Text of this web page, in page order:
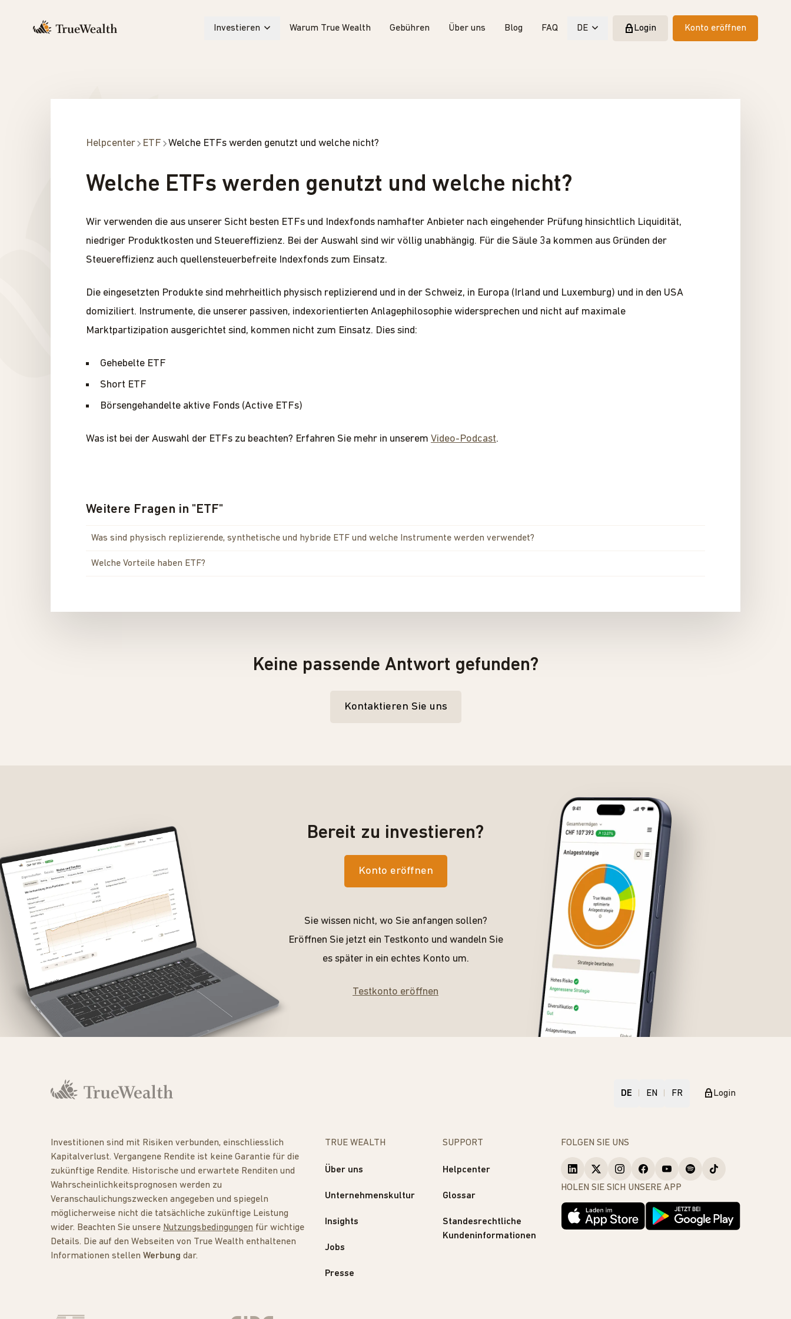
Investieren Warum True Wealth Gebühren Über uns Blog FAQ DE Login Konto eröffnen
Helpcenter ETF Welche ETFs werden genutzt und welche nicht?
Welche ETFs werden genutzt und welche nicht?
Wir verwenden die aus unserer Sicht besten ETFs und Indexfonds namhafter Anbieter nach eingehender Prüfung hinsichtlich Liquidität,
niedriger Produktkosten und Steuereffizienz. Bei der Auswahl sind wir völlig unabhängig. Für die Säule 3a kommen aus Gründen der
Steuereffizienz auch quellensteuerbefreite Indexfonds zum Einsatz.
Die eingesetzten Produkte sind mehrheitlich physisch replizierend und in der Schweiz, in Europa (Irland und Luxemburg) und in den USA
domiziliert. Instrumente, die unserer passiven, indexorientierten Anlagephilosophie widersprechen und nicht auf maximale
Marktpartizipation ausgerichtet sind, kommen nicht zum Einsatz. Dies sind:
Gehebelte ETF
Short ETF
Börsengehandelte aktive Fonds (Active ETFs)
Was ist bei der Auswahl der ETFs zu beachten? Erfahren Sie mehr in unserem Video-Podcast.
Weitere Fragen in "ETF"
Was sind physisch replizierende, synthetische und hybride ETF und welche Instrumente werden verwendet?
Welche Vorteile haben ETF?
Keine passende Antwort gefunden?
Kontaktieren Sie uns
Bereit zu investieren?
Konto eröffnen
Sie wissen nicht, wo Sie anfangen sollen?
Eröffnen Sie jetzt ein Testkonto und wandeln Sie
es später in ein echtes Konto um.
Testkonto eröffnen
DE EN FR Login
Investitionen sind mit Risiken verbunden, einschliesslich
Kapitalverlust. Vergangene Rendite ist keine Garantie für die
zukünftige Rendite. Historische und erwartete Renditen und
Wahrscheinlichkeitsprognosen werden zu
Veranschaulichungszwecken angegeben und spiegeln
möglicherweise nicht die tatsächliche zukünftige Leistung
wider. Beachten Sie unsere Nutzungsbedingungen für wichtige
Details. Die auf den Webseiten von True Wealth enthaltenen
Informationen stellen Werbung dar.
TRUE WEALTH
Über uns
Unternehmenskultur
Insights
Jobs
Presse
SUPPORT
Helpcenter
Glossar
Standesrechtliche
Kundeninformationen
FOLGEN SIE UNS
HOLEN SIE SICH UNSERE APP